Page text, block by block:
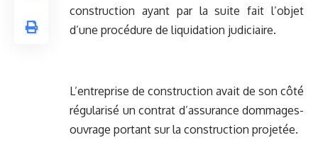
construction ayant par la suite fait l’objet
d’une procédure de liquidation judiciaire.
L’entreprise de construction avait de son côté
régularisé un contrat d’assurance dommages-
ouvrage portant sur la construction projetée.